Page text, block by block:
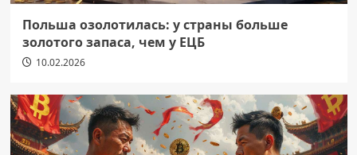
Польша озолотилась: у страны больше
золотого запаса, чем у ЕЦБ
10.02.2026